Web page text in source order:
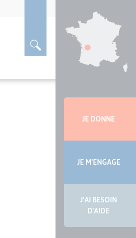
latéraleJE DONNE
JE M'ENGAGE
J'AI BESOIN
D'AIDE